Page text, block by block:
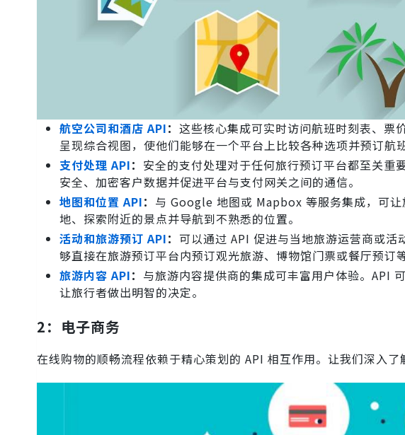
航空公司和酒店 API： 这些核心集成可实时访问航班时刻表、票
呈现综合视图，使他们能够在一个平台上比较各种选项并预订航
支付处理 API： 安全的支付处理对于任何旅行预订平台都至关
安全、加密客户数据并促进平台与支付网关之间的通信。
地图和位置 API： 与 Google 地图或 Mapbox 等服务集成，可
地、探索附近的景点并导航到不熟悉的位置。
活动和旅游预订 API： 可以通过 API 促进与当地旅游运营商或
够直接在旅游预订平台内预订观光旅游、博物馆门票或餐厅预订
旅游内容 API： 与旅游内容提供商的集成可丰富用户体验。API
让旅行者做出明智的决定。
2：电子商务
在线购物的顺畅流程依赖于精心策划的 API 相互作用。让我们深入了